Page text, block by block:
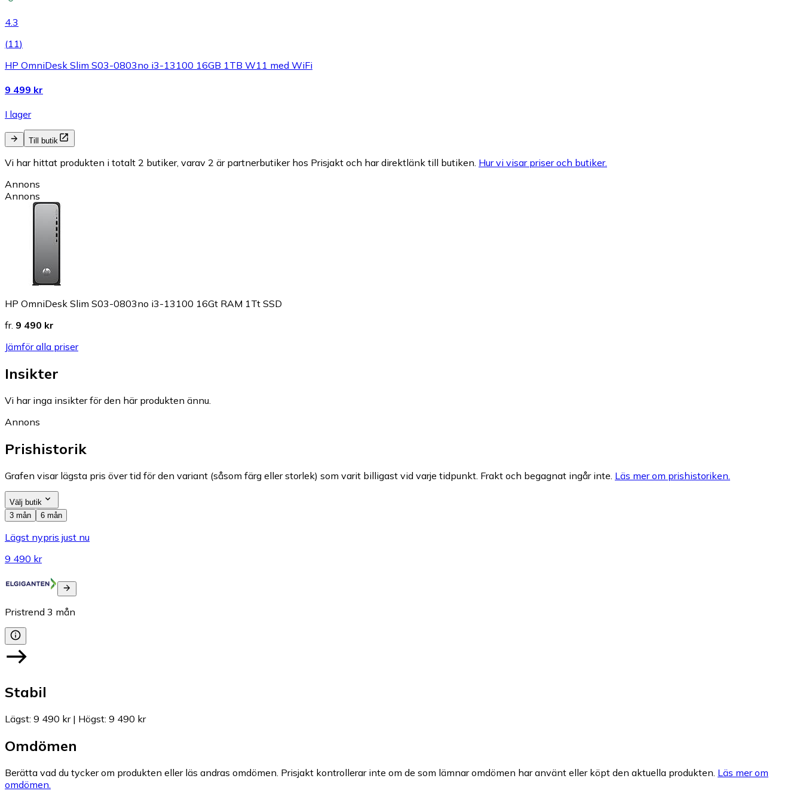
4.3
(11)
HP OmniDesk Slim S03-0803no i3-13100 16GB 1TB W11 med WiFi
9 499 kr
I lager
Till butik
Vi har hittat produkten i totalt 2 butiker, varav 2 är partnerbutiker hos Prisjakt och har direktlänk till butiken. Hur vi visar priser och butiker.
Annons
Annons
HP OmniDesk Slim S03-0803no i3-13100 16Gt RAM 1Tt SSD
fr. 9 490 kr
Jämför alla priser
Insikter
Vi har inga insikter för den här produkten ännu.
Annons
Prishistorik
Grafen visar lägsta pris över tid för den variant (såsom färg eller storlek) som varit billigast vid varje tidpunkt. Frakt och begagnat ingår inte. Läs mer om prishistoriken.
Välj butik
3 mån
6 mån
Lägst nypris just nu
9 490 kr
Pristrend 3 mån
Stabil
Lägst: 9 490 kr| Högst: 9 490 kr
Omdömen
Berätta vad du tycker om produkten eller läs andras omdömen. Prisjakt kontrollerar inte om de som lämnar omdömen har använt eller köpt den aktuella produkten. Läs mer om
omdömen.